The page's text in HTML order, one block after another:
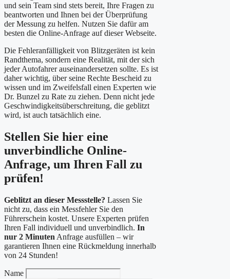
und sein Team sind stets bereit, Ihre Fragen zu
beantworten und Ihnen bei der Überprüfung
der Messung zu helfen. Nutzen Sie dafür am
besten die Online-Anfrage auf dieser Webseite.
Die Fehleranfälligkeit von Blitzgeräten ist kein
Randthema, sondern eine Realität, mit der sich
jeder Autofahrer auseinandersetzen sollte. Es ist
daher wichtig, über seine Rechte Bescheid zu
wissen und im Zweifelsfall einen Experten wie
Dr. Bunzel zu Rate zu ziehen. Denn nicht jede
Geschwindigkeitsüberschreitung, die geblitzt
wird, ist auch tatsächlich eine.
Stellen Sie hier eine
unverbindliche Online-
Anfrage, um Ihren Fall zu
prüfen!
Geblitzt an dieser Messstelle? Lassen Sie
nicht zu, dass ein Messfehler Sie den
Führerschein kostet. Unsere Experten prüfen
Ihren Fall individuell und unverbindlich. In
nur 2 Minuten Anfrage ausfüllen – wir
garantieren Ihnen eine Rückmeldung innerhalb
von 24 Stunden!
Name